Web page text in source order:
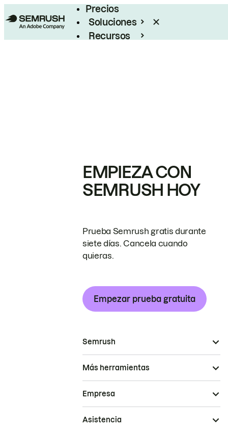
Precios
Soluciones
Recursos
EMPIEZA CON
SEMRUSH HOY
Prueba Semrush gratis durante
siete días. Cancela cuando
quieras.
Empezar prueba gratuita
Semrush
Más herramientas
Empresa
Asistencia